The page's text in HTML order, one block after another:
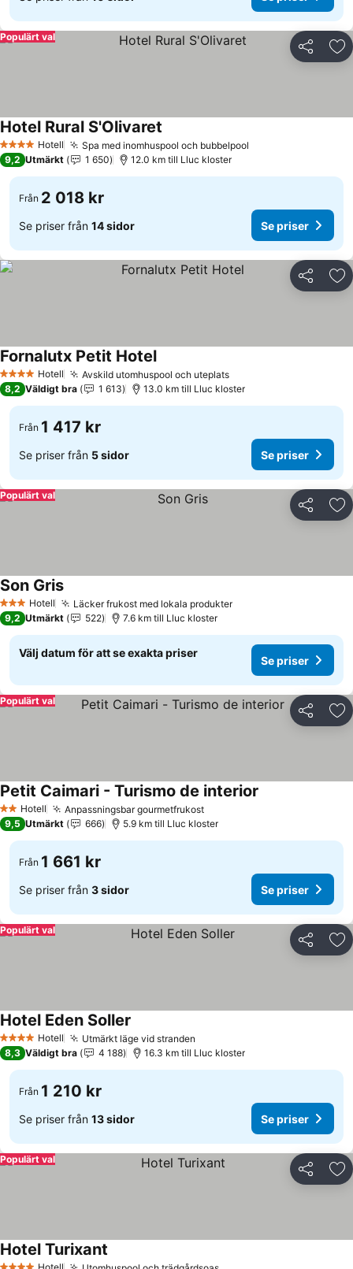
Dela
Populärt val
4 StjärnorHotell Spa med inomhuspool och bubbelpool
Hotel Rural S'Olivaret
9,2 Utmärkt 1 650 12.0 km till Lluc kloster
Från 2 018 kr
Se priser från 14 sidor Se priser
Dela
4 StjärnorHotell Avskild utomhuspool och uteplatsSe priser
Fornalutx Petit HotelSe priser
8,2 Väldigt bra 1 613 13.0 km till Lluc kloster
Från 1 417 kr
Se priser från 5 sidor Se priser
Dela
Populärt val
3 StjärnorHotell Läcker frukost med lokala produkterSe priser
Son GrisSe priser
9,2 Utmärkt 522 7.6 km till Lluc kloster
Välj datum för att se exakta priser
Se priser
Dela
Populärt val
2 Stjärnor
Hotell Anpassningsbar gourmetfrukostSe priser
Petit Caimari - Turismo de interior
9,5 Utmärkt 666 5.9 km till Lluc kloster
Från 1 661 kr
Se priser från 3 sidor Se priser
Dela
Populärt val
4 StjärnorHotell Utmärkt läge vid stranden
Hotel Eden Soller
8,3 Väldigt bra 4 188 16.3 km till Lluc kloster
Från 1 210 kr
Se priser från 13 sidor Se priser
Dela
Populärt val
Hotell
Hotel Turixant